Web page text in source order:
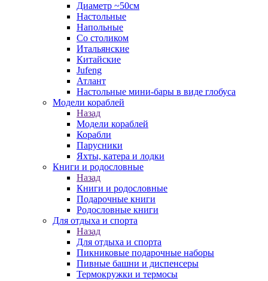
Диаметр ~50см
Настольные
Напольные
Со столиком
Итальянские
Китайские
Jufeng
Атлант
Настольные мини-бары в виде глобуса
Модели кораблей
Назад
Модели кораблей
Корабли
Парусники
Яхты, катера и лодки
Книги и родословные
Назад
Книги и родословные
Подарочные книги
Родословные книги
Для отдыха и спорта
Назад
Для отдыха и спорта
Пикниковые подарочные наборы
Пивные башни и диспенсеры
Термокружки и термосы